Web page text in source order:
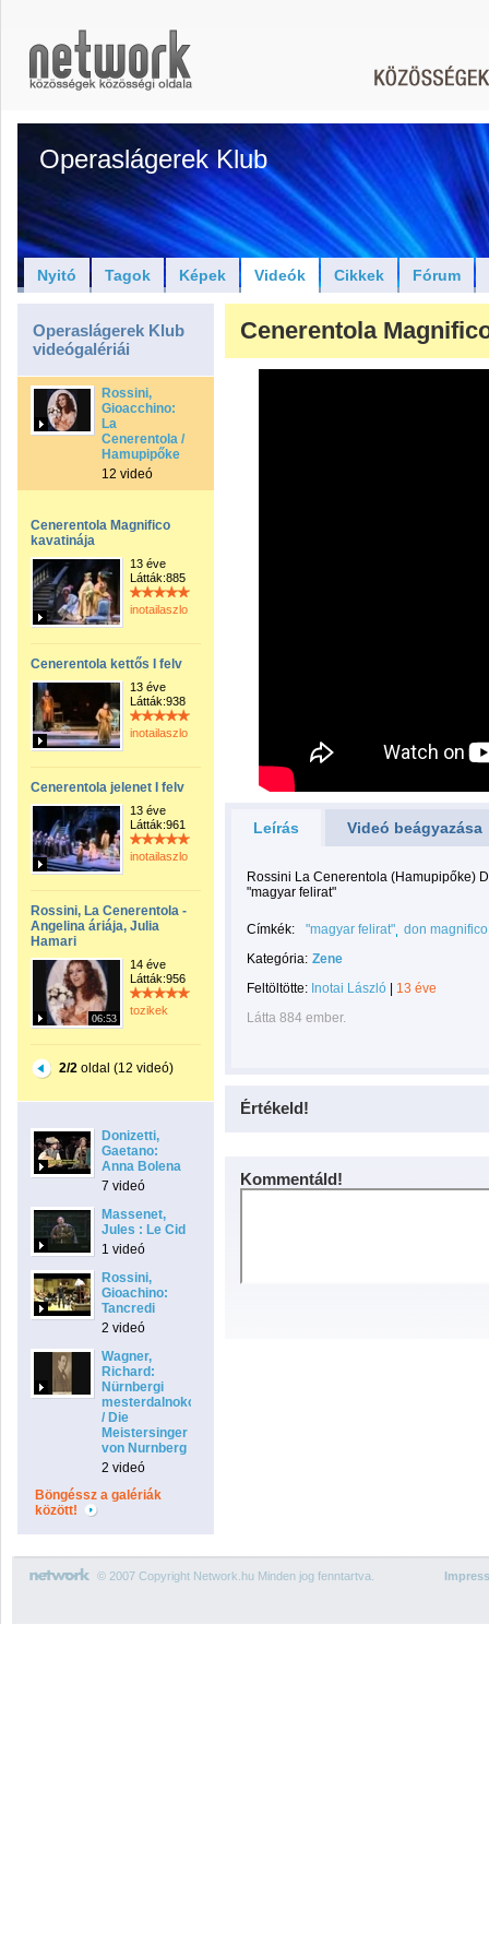
Operaslágerek Klub
Nyitó Tagok Képek Videók Cikkek Fórum
Operaslágerek Klub
videógalériái
Rossini,
Gioacchino:
La
Cenerentola /
Hamupipőke
12 videó
Cenerentola Magnifico
kavatinája
13 éve
Látták:885
inotailaszlo
Cenerentola kettős I felv
13 éve
Látták:938
inotailaszlo
Cenerentola jelenet I felv
13 éve
Látták:961
inotailaszlo
Rossini, La Cenerentola -
Angelina áriája, Julia
Hamari
06:53
14 éve
Látták:956
tozikek
2/2oldal (12 videó)
Donizetti,
Gaetano:
Anna Bolena
7 videó
Massenet,
Jules : Le Cid
1 videó
Rossini,
Gioachino:
Tancredi
2 videó
Wagner,
Richard:
Nürnbergi
mesterdalnokok
/ Die
Meistersinger
von Nurnberg
2 videó
Böngéssz a galériák
között!
Cenerentola
Leírás Videó beágyazása
Rossini La Cenerentola (Hamupipőke)
"magyar felirat"
Címkék: "magyar felirat" don
Kategória: Zene
Feltöltötte: Inotai László
13 éve
Látta 884 ember.
Értékeld!
Kommentáld!
© 2007 Copyright Network.hu Minden jog fenntartva.